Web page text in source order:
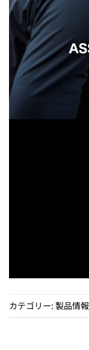
カテゴリー: 製品情報